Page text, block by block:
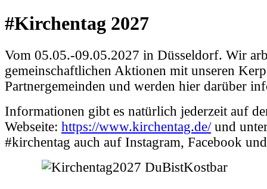
#Kirchentag 2027
Vom 05.05.-09.05.2027 in Düsseldorf. Wir
gemeinschaftlichen Aktionen mit unseren
Partnergemeinden und werden hier darüber
Informationen gibt es natürlich jederzeit auf
Webseite: https://www.kirchentag.de/und
#kirchentag auch auf Instagram, Facebook